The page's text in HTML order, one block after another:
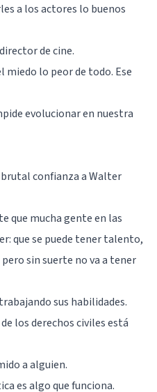
a los actores lo buenos
de cine.
miedo lo peor de todo. Ese
evolucionar en nuestra
brutal confianza a Walter
que mucha gente en las
que se puede tener talento,
sin suerte no va a tener
sus habilidades.
los derechos civiles está
a alguien.
es algo que funciona.